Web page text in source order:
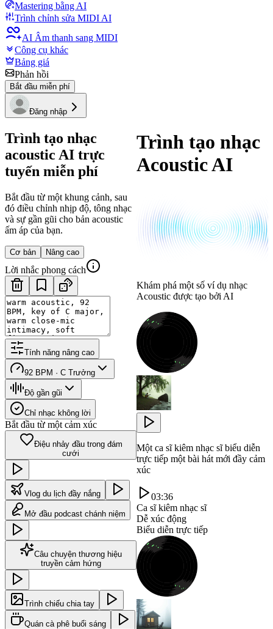
Mastering bằng AI
Trình chỉnh sửa MIDI AI
AI Âm thanh sang MIDI
Công cụ khác
Bảng giá
Phản hồi
Bắt đầu miễn phí
Đăng nhập
Trình tạo nhạc
acoustic AI trực
tuyến miễn phí
Bắt đầu từ một khung cảnh, sau
đó điều chỉnh nhịp độ, tông nhạc
và sự gần gũi cho bản acoustic
ấm áp của bạn.
Cơ bản Nâng cao
Lời nhắc phong cách
Tính năng nâng cao
92 BPM · C Trưởng
Độ gần gũi
Chỉ nhạc không lời
Bắt đầu từ một cảm xúc
Điệu nhảy đầu trong đám
cưới
Vlog du lịch đầy nắng
Mở đầu podcast chánh niệm
Câu chuyện thương hiệu
truyền cảm hứng
Trình chiếu chia tay
Quán cà phê buổi sáng
Trình tạo nhạc
Acoustic AI
Khám phá một số ví dụ nhạc
Acoustic được tạo bởi AI
Một ca sĩ kiêm nhạc sĩ biểu diễn
trực tiếp một bài hát mới đầy cảm
xúc
03:36
Ca sĩ kiêm nhạc sĩ
Dễ xúc động
Biểu diễn trực tiếp